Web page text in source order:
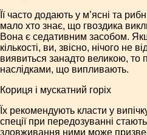
Її часто додають у м’ясні та
мало хто знає, що гвоздика
Вона є седативним засобом.
кількості, ви, звісно, нічого не
виявиться занадто великою, то
наслідками, що випливають.
Кориця і мускатний горіх
Їх рекомендують класти у
спеції при передозуванні
зловживання ними може